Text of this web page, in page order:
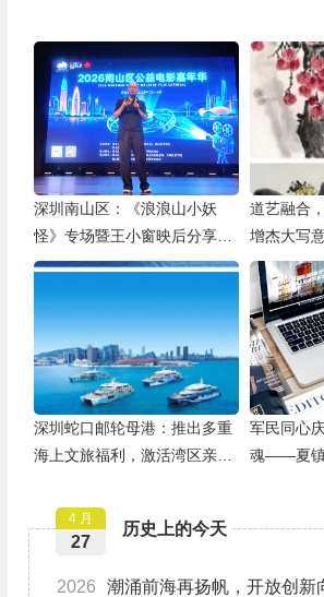
深圳南山区：《浪浪山小妖
怪》专场暨王小窗映后分享会
举办
道艺融合
增杰大写
深圳蛇口邮轮母港：推出多重
海上文旅福利，激活湾区亲子
军民同心
魂——夏镇
历史上的今天
4 月
27
2026 潮涌前海再扬帆，开放创新